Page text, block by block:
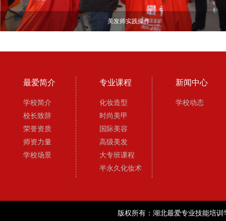
美发师实践操作
最爱简介
学校简介
校长致辞
荣誉资质
师资力量
学校场景
专业课程
化妆造型
时尚美甲
国际美容
高级美发
大专班课程
半永久化妆术
新闻中心
学校动态
版权所有：湖北最爱专业技能培